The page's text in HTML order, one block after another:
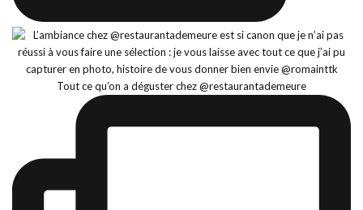
Tout ce qu’on a déguster chez @restaurantademeure